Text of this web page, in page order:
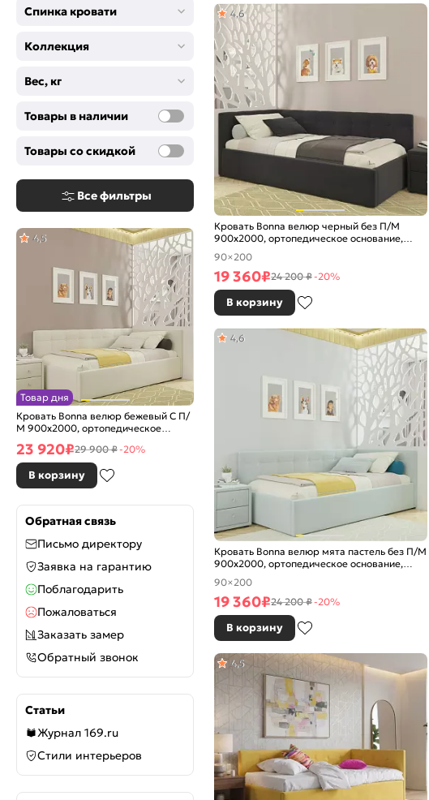
Спинка кровати
Коллекция
Вес, кг
Товары в наличии
Товары со скидкой
Все фильтры
Товар дня
Кровать Bonna велюр бежевый С П/
М 900x2000, ортопедическое
4,5
23 920₽29 900 ₽-20%
В корзину
Обратная связь
Письмо директору
Заявка на гарантию
Поблагодарить
Пожаловаться
Заказать замер
Обратный звонок
Статьи
Журнал 169.ru
Стили интерьеров
Кровать Bonna велюр черный без П/М
900x2000, ортопедическое основание,
изголовье мягкое
4,6
90×200
19 360₽24 200 ₽-20%
В корзину
Кровать Bonna велюр мята пастель без П/М
900x2000, ортопедическое основание,
изголовье мягкое
4,6
90×200
19 360₽24 200 ₽-20%
В корзину
4,5